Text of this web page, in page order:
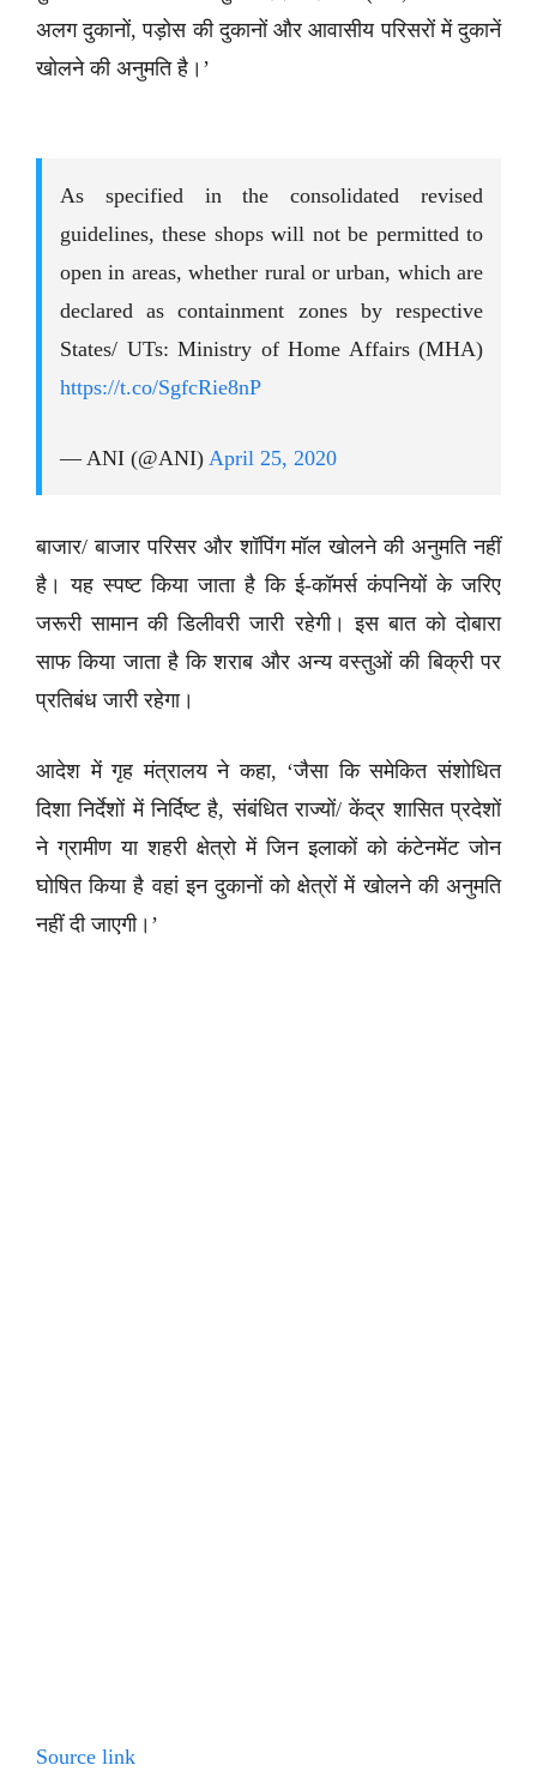
अलग दुकानों, पड़ोस की दुकानों और आवासीय परिसरों में दुकानें
खोलने की अनुमति है।’
As specified in the consolidated revised
guidelines, these shops will not be permitted to
open in areas, whether rural or urban, which are
declared as containment zones by respective
States/ UTs: Ministry of Home Affairs (MHA)
https://t.co/SgfcRie8nP
— ANI (@ANI) April 25, 2020
बाजार/ बाजार परिसर और शॉपिंग मॉल खोलने की अनुमति नहीं
है। यह स्पष्ट किया जाता है कि ई-कॉमर्स कंपनियों के जरिए
जरूरी सामान की डिलीवरी जारी रहेगी। इस बात को दोबारा
साफ किया जाता है कि शराब और अन्य वस्तुओं की बिक्री पर
प्रतिबंध जारी रहेगा।
आदेश में गृह मंत्रालय ने कहा, ‘जैसा कि समेकित संशोधित
दिशा निर्देशों में निर्दिष्ट है, संबंधित राज्यों/ केंद्र शासित प्रदेशों
ने ग्रामीण या शहरी क्षेत्रो में जिन इलाकों को कंटेनमेंट जोन
घोषित किया है वहां इन दुकानों को क्षेत्रों में खोलने की अनुमति
नहीं दी जाएगी।’
Source link